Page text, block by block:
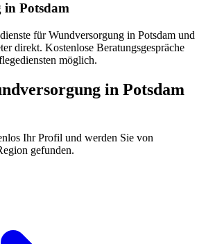
Potsdam
für Wundversorgung in Potsdam und
direkt. Kostenlose Beratungsgespräche
möglich.
in Potsdam
Ihr Profil und werden Sie von
gefunden.